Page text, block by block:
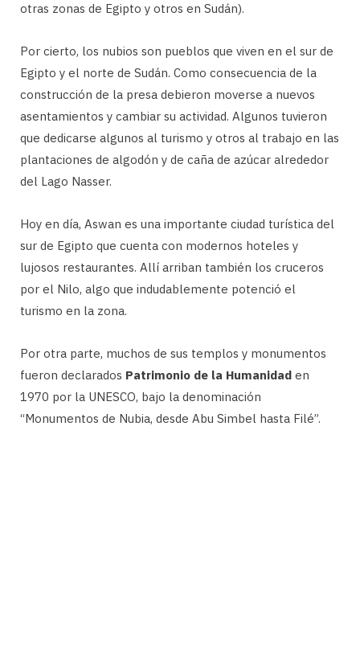
otras zonas de Egipto y otros en Sudán).
Por cierto, los nubios son pueblos que viven en el sur de
Egipto y el norte de Sudán. Como consecuencia de la
construcción de la presa debieron moverse a nuevos
asentamientos y cambiar su actividad. Algunos tuvieron
que dedicarse algunos al turismo y otros al trabajo en las
plantaciones de algodón y de caña de azúcar alrededor
del Lago Nasser.
Hoy en día, Aswan es una importante ciudad turística del
sur de Egipto que cuenta con modernos hoteles y
lujosos restaurantes. Allí arriban también los cruceros
por el Nilo, algo que indudablemente potenció el
turismo en la zona.
Por otra parte, muchos de sus templos y monumentos
fueron declarados Patrimonio de la Humanidad en
1970 por la UNESCO, bajo la denominación
“Monumentos de Nubia, desde Abu Simbel hasta Filé”.